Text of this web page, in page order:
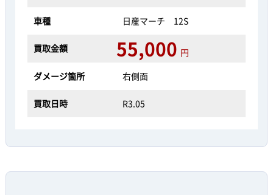
車種 日産マーチ 12S
買取金額 55,000 円
ダメージ箇所
右側面
買取日時 R3.05